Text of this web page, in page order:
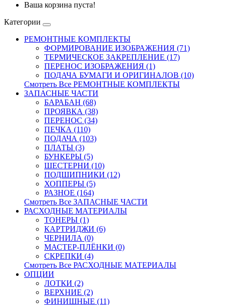
Ваша корзина пуста!
Категории
РЕМОНТНЫЕ КОМПЛЕКТЫ
ФОРМИРОВАНИЕ ИЗОБРАЖЕНИЯ (71)
ТЕРМИЧЕСКОЕ ЗАКРЕПЛЕНИЕ (17)
ПЕРЕНОС ИЗОБРАЖЕНИЯ (1)
ПОДАЧА БУМАГИ И ОРИГИНАЛОВ (10)
Смотреть Все РЕМОНТНЫЕ КОМПЛЕКТЫ
ЗАПАСНЫЕ ЧАСТИ
БАРАБАН (68)
ПРОЯВКА (38)
ПЕРЕНОС (34)
ПЕЧКА (110)
ПОДАЧА (103)
ПЛАТЫ (3)
БУНКЕРЫ (5)
ШЕСТЕРНИ (10)
ПОДШИПНИКИ (12)
ХОППЕРЫ (5)
РАЗНОЕ (164)
Смотреть Все ЗАПАСНЫЕ ЧАСТИ
РАСХОДНЫЕ МАТЕРИАЛЫ
ТОНЕРЫ (1)
КАРТРИДЖИ (6)
ЧЕРНИЛА (0)
МАСТЕР-ПЛЁНКИ (0)
СКРЕПКИ (4)
Смотреть Все РАСХОДНЫЕ МАТЕРИАЛЫ
ОПЦИИ
ЛОТКИ (2)
ВЕРХНИЕ (2)
ФИНИШНЫЕ (11)